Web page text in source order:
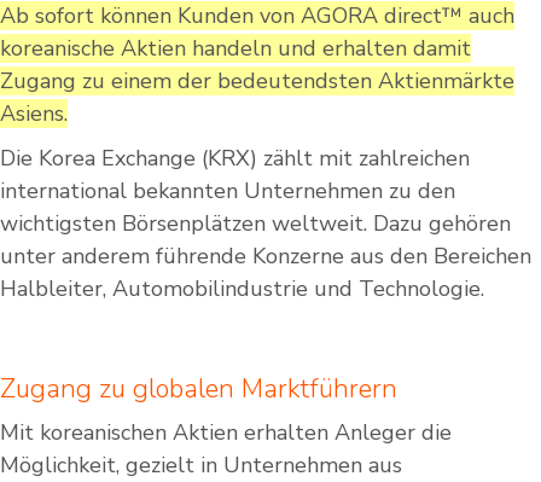
Ab sofort können Kunden von AGORA direct™ auch
koreanische Aktien handeln und erhalten damit
Zugang zu einem der bedeutendsten Aktienmärkte
Asiens.
Die Korea Exchange (KRX) zählt mit zahlreichen
international bekannten Unternehmen zu den
wichtigsten Börsenplätzen weltweit. Dazu gehören
unter anderem führende Konzerne aus den Bereichen
Halbleiter, Automobilindustrie und Technologie.
Zugang zu globalen Marktführern
Mit koreanischen Aktien erhalten Anleger die
Möglichkeit, gezielt in Unternehmen aus